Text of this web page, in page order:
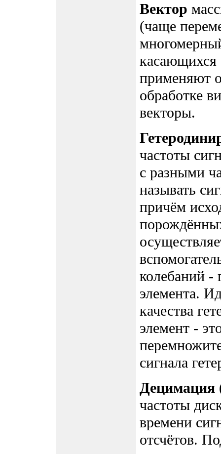
Вектор
(чаще
касающихся
применяют
обработке
векторы.
частоты
с разными
называть
причём
колебаний -
элемента.
качества
элемент -
сигнала
Децимация
частоты
времени
отсчётов.